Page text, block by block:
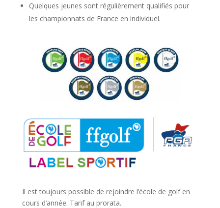
Quelques jeunes sont régulièrement qualifiés pour
les championnats de France en individuel.
Il est toujours possible de rejoindre l’école de golf en
cours d’année. Tarif au prorata.